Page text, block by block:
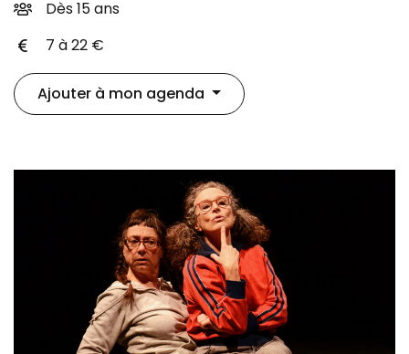
Dès 15 ans
7 à 22 €
Ajouter à mon agenda